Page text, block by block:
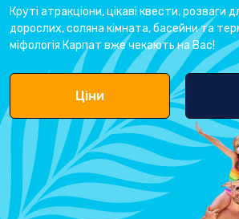
Круті атракціони, цікаві квести, розваги
дорослих, соляна кімната, басейни та
міфологія Карпат вже чекають на Вас!
Ціни